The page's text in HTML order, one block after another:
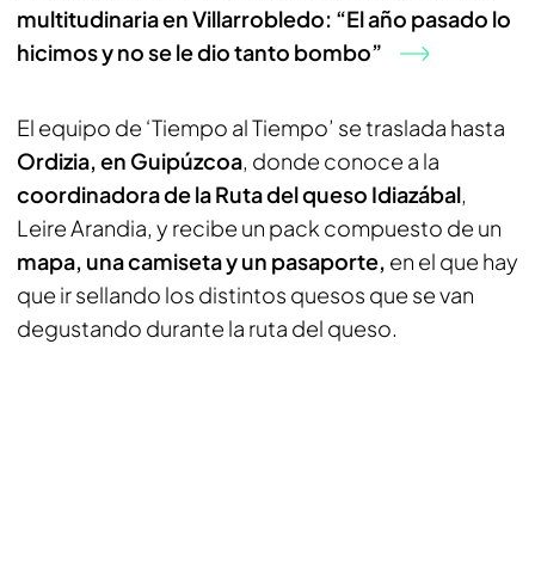
multitudinaria en Villarrobledo: “El año pasado lo
hicimos y no se le dio tanto bombo”
El equipo de ‘Tiempo al Tiempo’ se traslada hasta
Ordizia, en Guipúzcoa, donde conoce a la
coordinadora de la Ruta del queso Idiazábal,
Leire Arandia, y recibe un pack compuesto de un
mapa, una camiseta y un pasaporte, en el que hay
que ir sellando los distintos quesos que se van
degustando durante la ruta del queso.